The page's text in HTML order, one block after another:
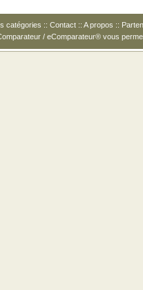
catégories :: Contact :: A propos ::
/ eComparateur® vous